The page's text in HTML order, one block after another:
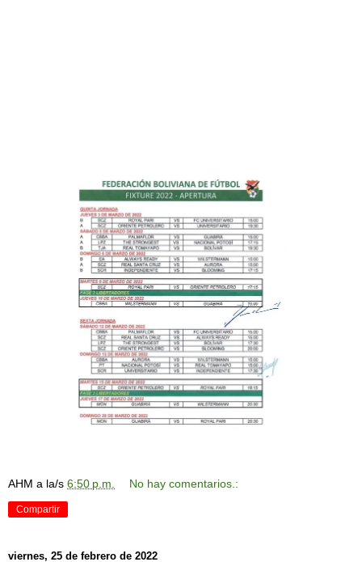
AHM a la/s 6:50 p.m. No hay comentarios.:
Compartir
viernes, 25 de febrero de 2022